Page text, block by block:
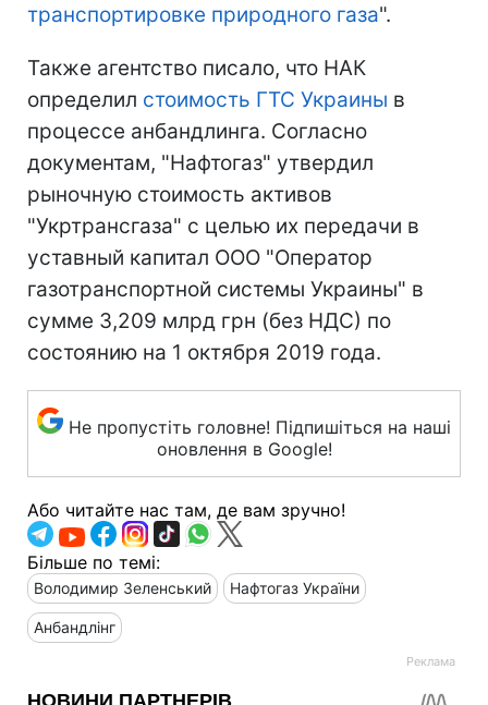
транспортировке природного газа".
Также агентство писало, что НАК
определил стоимость ГТС Украины в
процессе анбандлинга. Согласно
документам, "Нафтогаз" утвердил
рыночную стоимость активов
"Укртрансгаза" с целью их передачи в
уставный капитал ООО "Оператор
газотранспортной системы Украины" в
сумме 3,209 млрд грн (без НДС) по
состоянию на 1 октября 2019 года.
Не пропустіть головне! Підпишіться на наші
оновлення в Google!
Або читайте нас там, де вам зручно!
Більше по темі:
Володимир Зеленський Нафтогаз України
Анбандлінг